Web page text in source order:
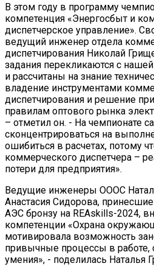
В этом году в программу
компетенция «Энергосбыт и
диспетчерское управление».
ведущий инженер отдела
диспетчирования Николай
задания перекликаются с
и рассчитаны на знание
владение инструментами
диспетчирования и решение
правилам оптового рынка
– отметил он. - На чемпионате
сконцентрироваться на
ошибиться в расчетах, потому
коммерческого диспетчера –
потери для предприятия».
Ведущие инженеры ОООС
Анастасия Сидорова,
АЭС бронзу на REAskills-2024,
компетенции «Охрана
мотивировала возможность
привычные процессы в работе,
умения», - поделилась Наталья